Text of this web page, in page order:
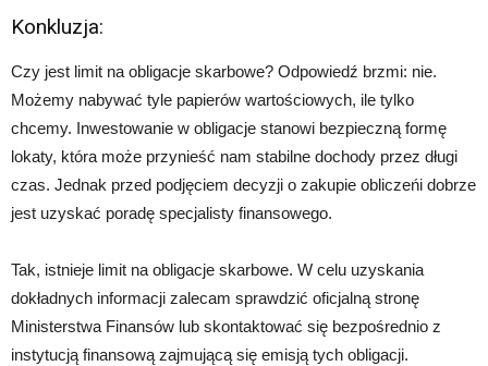
Konkluzja:
Czy jest limit na obligacje skarbowe? Odpowiedź brzmi: nie.
Możemy nabywać tyle papierów wartościowych, ile tylko
chcemy. Inwestowanie w obligacje stanowi bezpieczną formę
lokaty, która może przynieść nam stabilne dochody przez długi
czas. Jednak przed podjęciem decyzji o zakupie obliczeńi dobrze
jest uzyskać poradę specjalisty finansowego.
Tak, istnieje limit na obligacje skarbowe. W celu uzyskania
dokładnych informacji zalecam sprawdzić oficjalną stronę
Ministerstwa Finansów lub skontaktować się bezpośrednio z
instytucją finansową zajmującą się emisją tych obligacji.